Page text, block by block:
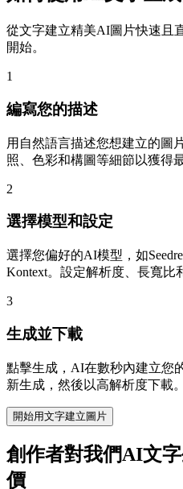
從文字建立精美AI圖片快速且
開始。
1
編寫您的描述
用自然語言描述您想建立的圖
照、色彩和構圖等細節以獲得
2
選擇模型和設定
選擇您偏好的AI模型，如
Kontext。設定解析度、長寬比
3
生成並下載
點擊生成，AI在數秒內建立您
新生成，然後以高解析度下載。
開始用文字建立圖片
創作者對我們AI文
價